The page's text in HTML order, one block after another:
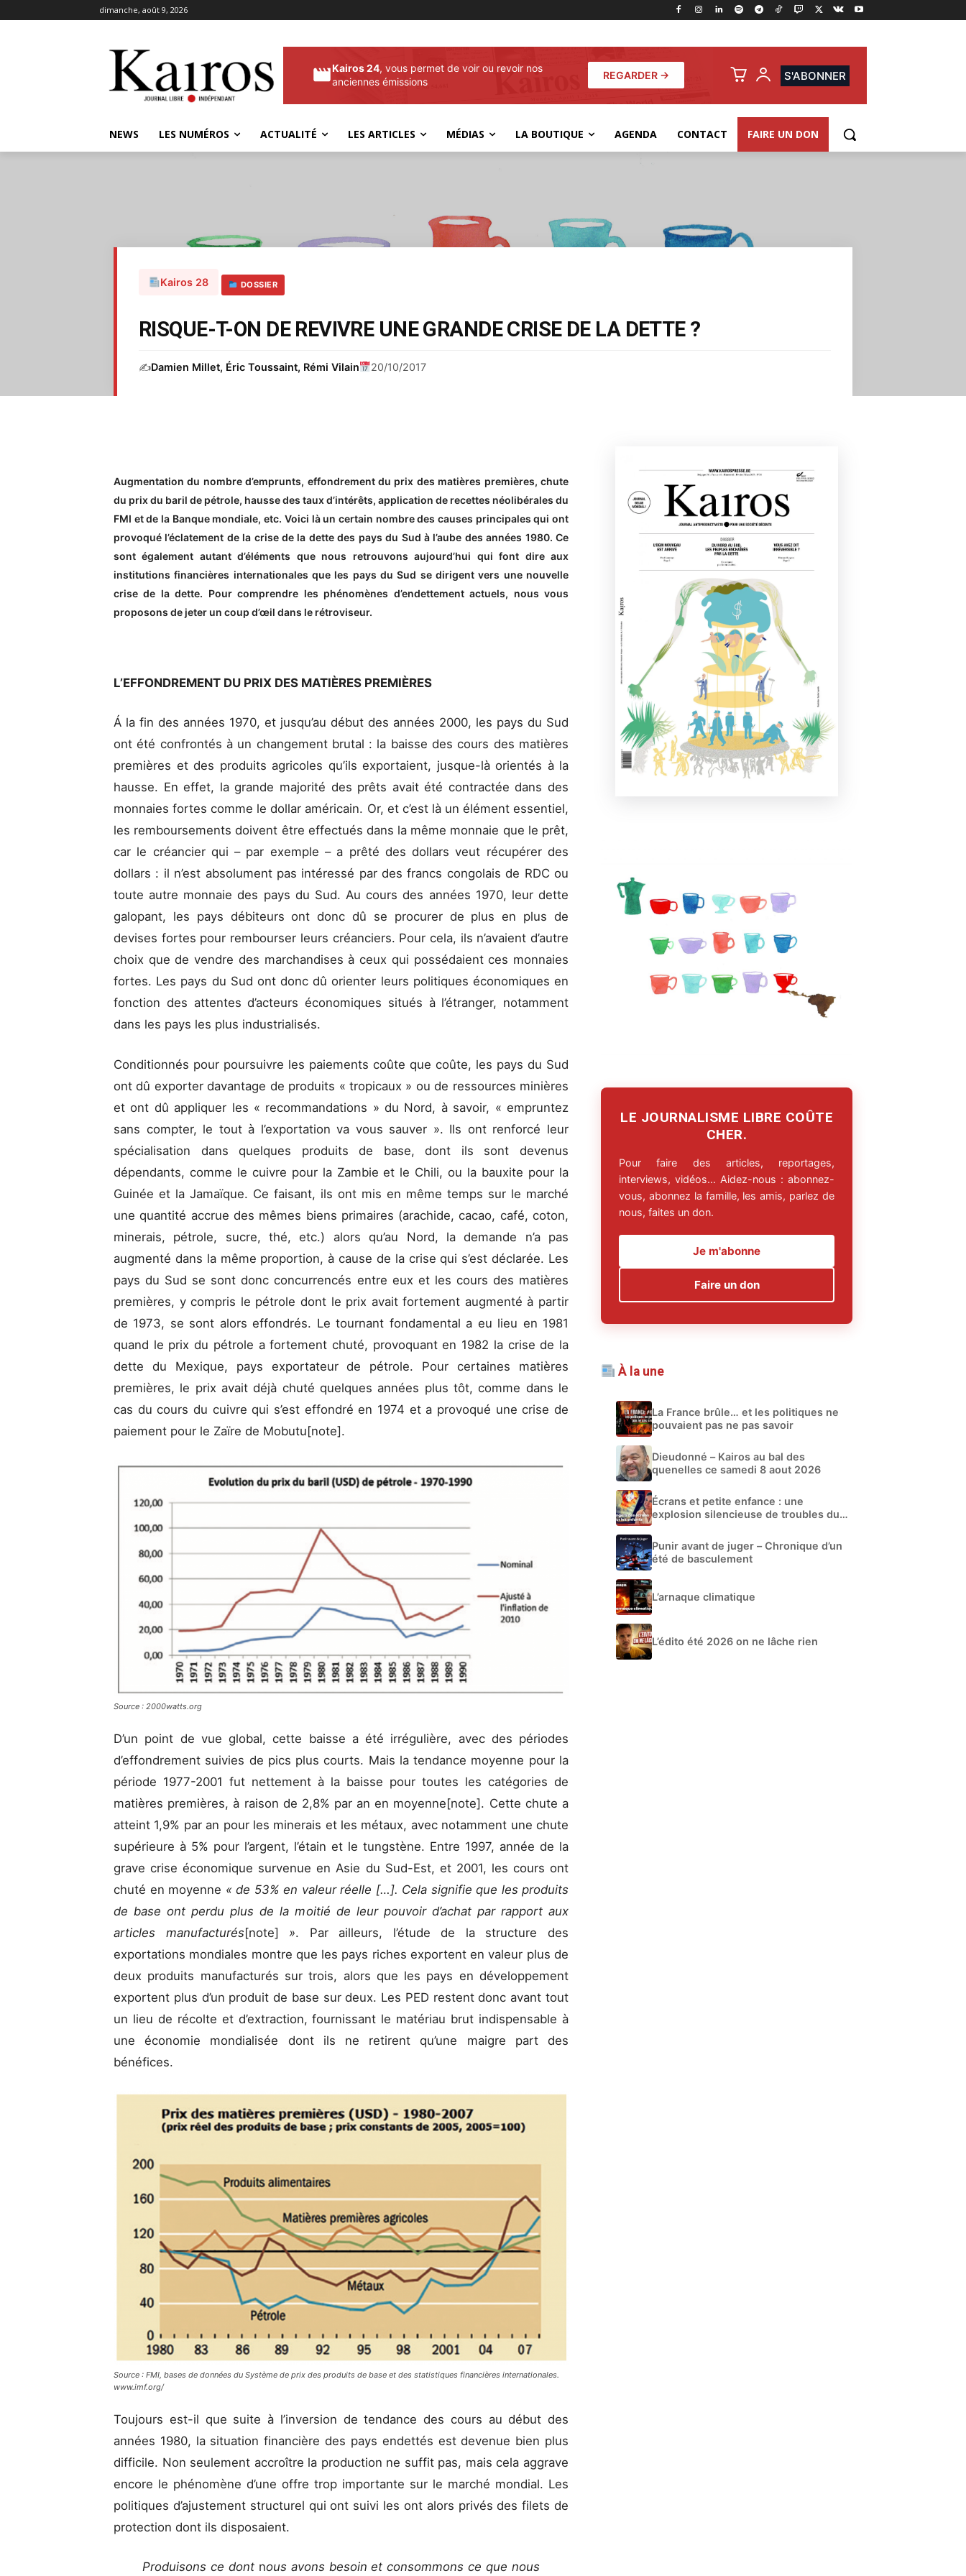
dimanche, août 9, 2026
Kairos 24, vous permet de voir ou revoir nos
anciennes émissions
REGARDER → S'ABONNER
NEWS LES NUMÉROS ACTUALITÉ LES ARTICLES MÉDIAS LA BOUTIQUE AGENDA CONTACT FAIRE UN DON
Kairos 28 DOSSIER
RISQUE-T-ON DE REVIVRE UNE GRANDE CRISE DE LA DETTE ?
✍️Damien Millet, Éric Toussaint, Rémi Vilain 20/10/2017
Augmentation du nombre d’emprunts, effondrement du prix des matières premières, chute
du prix du baril de pétrole, hausse des taux d’intérêts, application de recettes néolibérales du
FMI et de la Banque mondiale, etc. Voici là un certain nombre des causes principales qui ont
provoqué l’éclatement de la crise de la dette des pays du Sud à l’aube des années 1980. Ce
sont également autant d’éléments que nous retrouvons aujourd’hui qui font dire aux
institutions financières internationales que les pays du Sud se dirigent vers une nouvelle
crise de la dette. Pour comprendre les phénomènes d’endettement actuels, nous vous
proposons de jeter un coup d’œil dans le rétroviseur.
L’EFFONDREMENT DU PRIX DES MATIÈRES PREMIÈRES
Á la fin des années 1970, et jusqu’au début des années 2000, les pays du Sud
ont été confrontés à un changement brutal : la baisse des cours des matières
premières et des produits agricoles qu’ils exportaient, jusque-là orientés à la
hausse. En effet, la grande majorité des prêts avait été contractée dans des
monnaies fortes comme le dollar américain. Or, et c’est là un élément essentiel,
les remboursements doivent être effectués dans la même monnaie que le prêt,
car le créancier qui – par exemple – a prêté des dollars veut récupérer des
dollars : il n’est absolument pas intéressé par des francs congolais de RDC ou
toute autre monnaie des pays du Sud. Au cours des années 1970, leur dette
galopant, les pays débiteurs ont donc dû se procurer de plus en plus de
devises fortes pour rembourser leurs créanciers. Pour cela, ils n’avaient d’autre
choix que de vendre des marchandises à ceux qui possédaient ces monnaies
fortes. Les pays du Sud ont donc dû orienter leurs politiques économiques en
fonction des attentes d’acteurs économiques situés à l’étranger, notamment
dans les pays les plus industrialisés.
Conditionnés pour poursuivre les paiements coûte que coûte, les pays du Sud
ont dû exporter davantage de produits « tropicaux » ou de ressources minières
et ont dû appliquer les « recommandations » du Nord, à savoir, « empruntez
sans compter, le tout à l’exportation va vous sauver ». Ils ont renforcé leur
spécialisation dans quelques produits de base, dont ils sont devenus
dépendants, comme le cuivre pour la Zambie et le Chili, ou la bauxite pour la
Guinée et la Jamaïque. Ce faisant, ils ont mis en même temps sur le marché
une quantité accrue des mêmes biens primaires (arachide, cacao, café, coton,
minerais, pétrole, sucre, thé, etc.) alors qu’au Nord, la demande n’a pas
augmenté dans la même proportion, à cause de la crise qui s’est déclarée. Les
pays du Sud se sont donc concurrencés entre eux et les cours des matières
premières, y compris le pétrole dont le prix avait fortement augmenté à partir
de 1973, se sont alors effondrés. Le tournant fondamental a eu lieu en 1981
quand le prix du pétrole a fortement chuté, provoquant en 1982 la crise de la
dette du Mexique, pays exportateur de pétrole. Pour certaines matières
premières, le prix avait déjà chuté quelques années plus tôt, comme dans le
cas du cours du cuivre qui s’est effondré en 1974 et a provoqué une crise de
paiement pour le Zaïre de Mobutu[note].
Source : 2000watts.org
D’un point de vue global, cette baisse a été irrégulière, avec des périodes
d’effondrement suivies de pics plus courts. Mais la tendance moyenne pour la
période 1977-2001 fut nettement à la baisse pour toutes les catégories de
matières premières, à raison de 2,8% par an en moyenne[note]. Cette chute a
atteint 1,9% par an pour les minerais et les métaux, avec notamment une chute
supérieure à 5% pour l’argent, l’étain et le tungstène. Entre 1997, année de la
grave crise économique survenue en Asie du Sud-Est, et 2001, les cours ont
chuté en moyenne « de 53% en valeur réelle […]. Cela signifie que les produits
de base ont perdu plus de la moitié de leur pouvoir d’achat par rapport aux
articles manufacturés[note]». Par ailleurs, l’étude de la structure des
exportations mondiales montre que les pays riches exportent en valeur plus de
deux produits manufacturés sur trois, alors que les pays en développement
exportent plus d’un produit de base sur deux. Les PED restent donc avant tout
un lieu de récolte et d’extraction, fournissant le matériau brut indispensable à
une économie mondialisée dont ils ne retirent qu’une maigre part des
bénéfices.
Source : FMI, bases de données du Système de prix des produits de base et des statistiques financières internationales.
www.imf.org/
Toujours est-il que suite à l’inversion de tendance des cours au début des
années 1980, la situation financière des pays endettés est devenue bien plus
difficile. Non seulement accroître la production ne suffit pas, mais cela aggrave
encore le phénomène d’une offre trop importante sur le marché mondial. Les
politiques d’ajustement structurel qui ont suivi les ont alors privés des filets de
protection dont ils disposaient.
Produisons ce dont nous avons besoin et consommons ce que nous
LE JOURNALISME LIBRE COÛTE
CHER.
Pour faire des articles, reportages,
interviews, vidéos… Aidez-nous : abonnez-
vous, abonnez la famille, les amis, parlez de
nous, faites un don.
Je m'abonne
Faire un don
À la une
La France brûle… et les politiques ne
pouvaient pas ne pas savoir
Dieudonné – Kairos au bal des
quenelles ce samedi 8 aout 2026
Écrans et petite enfance : une
explosion silencieuse de troubles du
Punir avant de juger – Chronique d’un
été de basculement
L’arnaque climatique
L’édito été 2026 on ne lâche rien